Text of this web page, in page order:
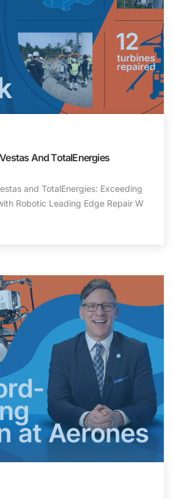
And TotalEnergies
and TotalEnergies: Exceeding
Robotic Leading Edge Repair W